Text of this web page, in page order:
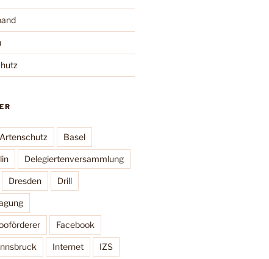
Artenschutz Basel
Delegiertenversammlung
Dresden Drill
Facebook
Internet IZS